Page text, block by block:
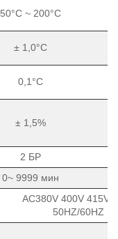
50°C ~ 200°C
± 1,0°C
0,1°C
± 1,5%
2 БР
0~ 9999 мин
AC380V 400V 415V
50HZ/60HZ